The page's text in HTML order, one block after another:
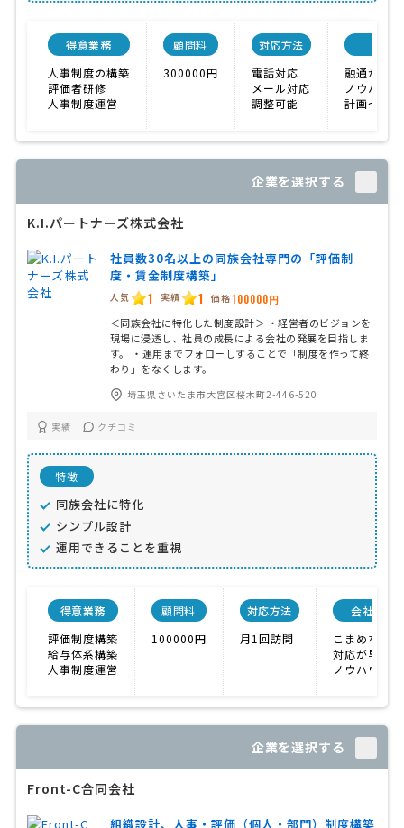
得意業務
人事制度の構築
評価者研修
人事制度運営
顧問料
300000円
対応方法
電話対応
メール対応
調整可能
融通が利く
ノウハウ
計画〜実
企業を選択する
K.I.パートナーズ株式会社
社員数30名以上の同族会社専門の「評価制
度・賃金制度構築」
人気 1 実績 1 価格100000円
＜同族会社に特化した制度設計＞ ・経営者のビジョンを
現場に浸透し、社員の成長による会社の発展を目指しま
す。 ・運用までフォローしすることで「制度を作って終
わり」をなくします。
埼玉県さいたま市大宮区桜木町2-446-520
実績 クチコミ
特徴
同族会社に特化
シンプル設計
運用できることを重視
得意業務
評価制度構築
給与体系構築
人事制度運営
顧問料
100000円
対応方法
月1回訪問
会社特色
こまめな対応
対応が早い
ノウハウが
企業を選択する
Front-C合同会社
組織設計、人事・評価（個人・部門）制度構築